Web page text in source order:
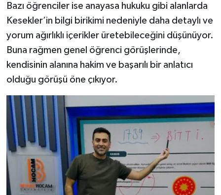
Bazı öğrenciler ise anayasa hukuku gibi alanlarda
Kesekler’in bilgi birikimi nedeniyle daha detaylı ve
yorum ağırlıklı içerikler üretebileceğini düşünüyor.
Buna rağmen genel öğrenci görüşlerinde,
kendisinin alanına hakim ve başarılı bir anlatıcı
olduğu görüşü öne çıkıyor.